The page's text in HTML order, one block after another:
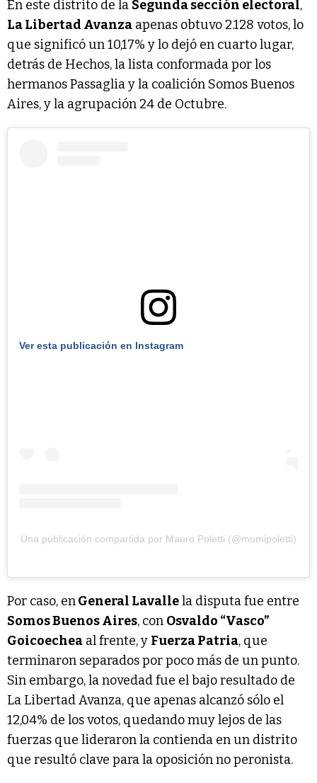
En este distrito de la Segunda sección electoral,
La Libertad Avanza apenas obtuvo 2.128 votos, lo
que significó un 10,17% y lo dejó en cuarto lugar,
detrás de Hechos, la lista conformada por los
hermanos Passaglia y la coalición Somos Buenos
Aires, y la agrupación 24 de Octubre.
Ver esta publicación en Instagram
Una publicación compartida por Mauro Poletti (@mumipoletti)
Por caso, enGeneral Lavallela disputa fue entre
Somos Buenos Aires, con Osvaldo “Vasco”
Goicoechea al frente, y Fuerza Patria, que
terminaron separados por poco más de un punto.
Sin embargo, la novedad fue el bajo resultado de
La Libertad Avanza, que apenas alcanzó sólo el
12,04% de los votos, quedando muy lejos de las
fuerzas que lideraron la contienda en un distrito
que resultó clave para la oposición no peronista.